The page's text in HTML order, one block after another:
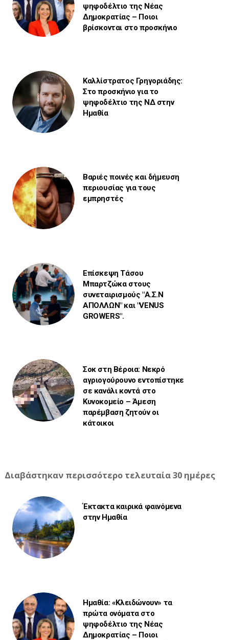
ψηφοδέλτιο της Νέας
Δημοκρατίας – Ποιοι
βρίσκονται στο προσκήνιο
Καλλίστρατος Γρηγοριάδης:
Στο προσκήνιο για το
ψηφοδέλτιο της ΝΔ στην
Ημαθία
Βαριές ποινές και δήμευση
περιουσίας για τους
εμπρηστές
Επίσκεψη Τάσου
Μπαρτζώκα στους
συνεταιρισμούς "Α.Σ.Ν
ΑΠΟΛΛΩΝ" και "VENUS
GROWERS".
Σοκ στη Βέροια: Νεκρό
αγριογούρουνο εντοπίστηκε
σε κανάλι κοντά στο
Κυνοκομείο – Άμεση
παρέμβαση ζητούν οι
κάτοικοι
Διαβάστηκαν περισσότερο τελευταία 30 ημέρες
Έκτακτα καιρικά φαινόμενα
στην Ημαθία
Ημαθία: «Κλειδώνουν» τα
πρώτα ονόματα στο
ψηφοδέλτιο της Νέας
Δημοκρατίας – Ποιοι